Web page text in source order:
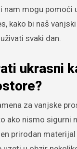
nam mogu pomoći
kako bi naš
svaki dan.
ukrasni
za vanjske
ako nismo sigurni
prirodan